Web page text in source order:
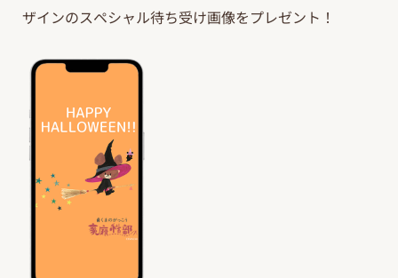
ザインのスペシャル待ち受け画像をプレゼント！